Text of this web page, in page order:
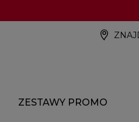
ZESTAWY PROMO